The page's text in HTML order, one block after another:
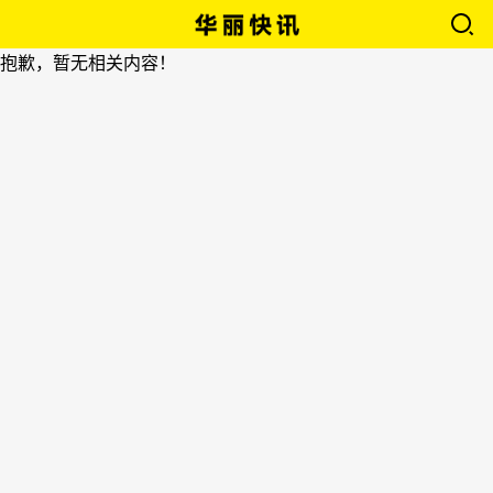
抱歉，暂无相关内容！